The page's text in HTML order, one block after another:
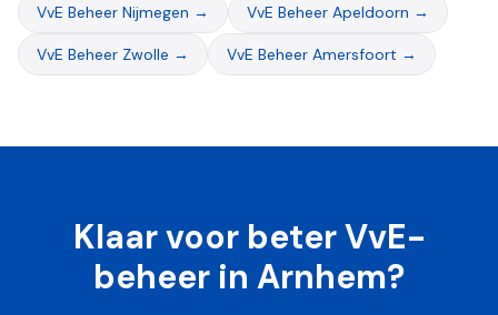
VvE Beheer Nijmegen → VvE Beheer Apeldoorn →
VvE Beheer Zwolle → VvE Beheer Amersfoort →
Klaar voor beter VvE-
beheer in Arnhem?